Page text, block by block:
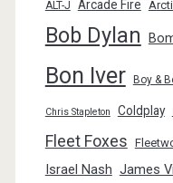
ALT-J Arcade Fire
Bob Dylan
Bon Iver Boy &
Chris Stapleton Coldplay
Fleet Foxes
Israel Nash James